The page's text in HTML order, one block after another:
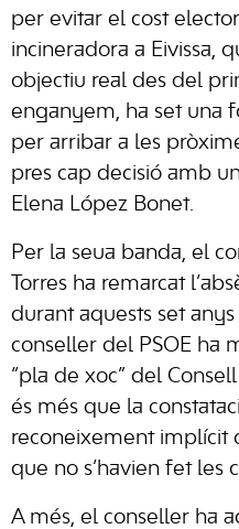
per evitar el cost
incineradora a Eivissa,
objectiu real des del
enganyem, ha set una
per arribar a les
pres cap decisió amb
Elena López Bonet.
Per la seua banda, el
Torres ha remarcat
durant aquests set
conseller del PSOE ha
“pla de xoc” del
és més que la
reconeixement implícit
que no s’havien fet les
A més, el conseller ha